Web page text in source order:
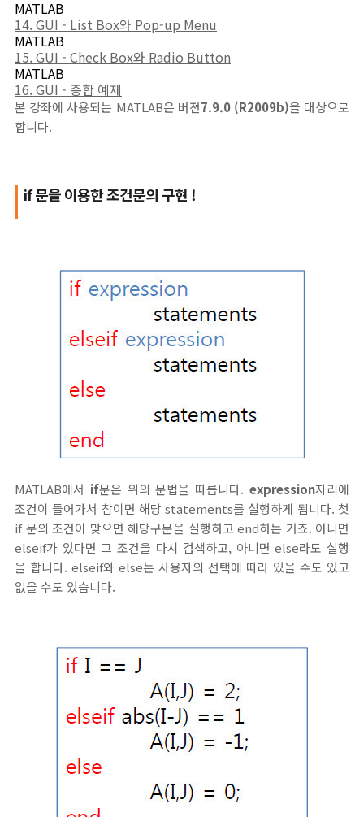
MATLAB
14. GUI - List Box와 Pop-up Menu
MATLAB
15. GUI - Check Box와 Radio Button
MATLAB
16. GUI - 종합 예제
본 강좌에 사용되는 MATLAB은 버젼7.9.0 (R2009b)을 대상으로
합니다.
if 문을 이용한 조건문의 구현 !
MATLAB에서 if문은 위의 문법을 따릅니다.expression자리에
조건이 들어가서 참이면 해당 statements를 실행하게 됩니다. 첫
if 문의 조건이 맞으면 해당구문을 실행하고 end하는 거죠. 아니면
elseif가 있다면 그 조건을 다시 검색하고, 아니면 else라도 실행
을 합니다. elseif와 else는 사용자의 선택에 따라 있을 수도 있고
없을 수도 있습니다.